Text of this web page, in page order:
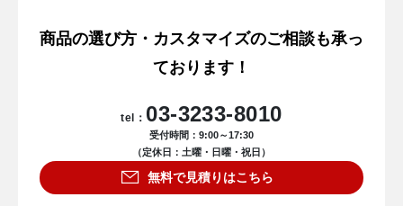
商品の選び方・カスタマイズのご相談も承っ
ております！
tel： 03-3233-8010
受付時間：9:00～17:30
（定休日：土曜・日曜・祝日）
無料で見積りはこちら